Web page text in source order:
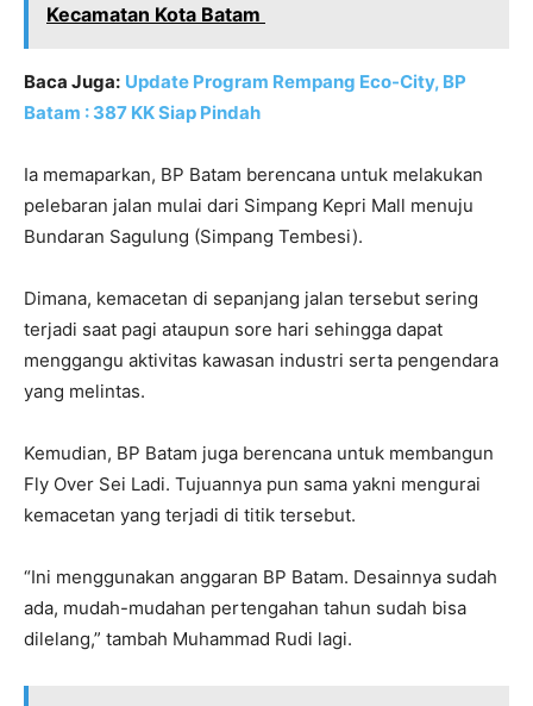
Kecamatan Kota Batam
Baca Juga: Update Program Rempang Eco-City, BP
Batam : 387 KK Siap Pindah
Ia memaparkan, BP Batam berencana untuk melakukan
pelebaran jalan mulai dari Simpang Kepri Mall menuju
Bundaran Sagulung (Simpang Tembesi).
Dimana, kemacetan di sepanjang jalan tersebut sering
terjadi saat pagi ataupun sore hari sehingga dapat
menggangu aktivitas kawasan industri serta pengendara
yang melintas.
Kemudian, BP Batam juga berencana untuk membangun
Fly Over Sei Ladi. Tujuannya pun sama yakni mengurai
kemacetan yang terjadi di titik tersebut.
“Ini menggunakan anggaran BP Batam. Desainnya sudah
ada, mudah-mudahan pertengahan tahun sudah bisa
dilelang,” tambah Muhammad Rudi lagi.